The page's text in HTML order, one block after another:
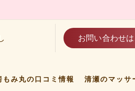
お問い合わせ
み丸の口コミ情報
清瀬のマッサ